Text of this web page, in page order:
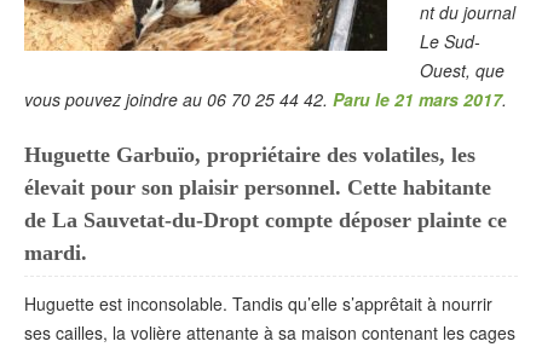
nt du journal
Le Sud-
Ouest, que
vous pouvez joindre au 06 70 25 44 42. Paru le 21 mars 2017.
Huguette Garbuïo, propriétaire des volatiles, les
élevait pour son plaisir personnel. Cette habitante
de La Sauvetat-du-Dropt compte déposer plainte ce
mardi.
Huguette est inconsolable. Tandis qu’elle s’apprêtait à nourrir
ses cailles, la volière attenante à sa maison contenant les cages